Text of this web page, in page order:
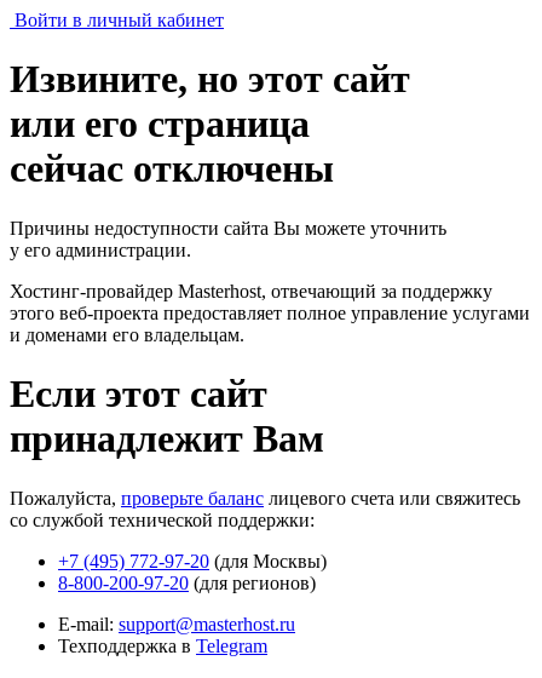
Войти в личный кабинет
Извините, но этот сайт
или его страница
сейчас отключены
Причины недоступности сайта Вы можете уточнить
у его администрации.
Хостинг-провайдер Masterhost, отвечающий за поддержку
этого веб-проекта предоставляет полное управление услугами
и доменами его владельцам.
Если этот сайт
принадлежит Вам
Пожалуйста, проверьте баланс лицевого счета или свяжитесь
со службой технической поддержки:
+7 (495) 772-97-20 (для Москвы)
8-800-200-97-20 (для регионов)
E-mail: support@masterhost.ru
Техподдержка в Telegram